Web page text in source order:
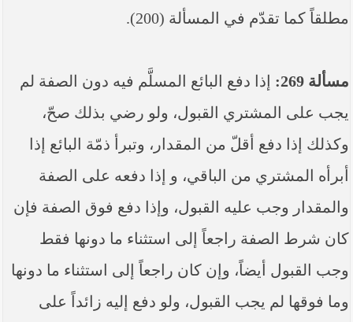
مطلقاً كما تقدّم في المسألة (200).
مسألة 269:
إذا دفع البائع المسلَّم فيه دون الصفة لم
‏يجب على المشتري القبول، ولو رضي بذلك صحّ،
وكذلك إذا دفع أقلّ من المقدار، وتبرأ ذمّة البائع إذا
أبرأه المشتري من الباقي، و إذا دفعه على الصفة
والمقدار وجب عليه القبول، وإذا دفع فوق الصفة فإن
كان شرط الصفة راجعاً إلى استثناء ما دونها فقط
وجب القبول أيضاً، وإن كان راجعاً إلى استثناء ما دونها
وما فوقها لم ‏يجب القبول، ولو دفع إليه زائداً على